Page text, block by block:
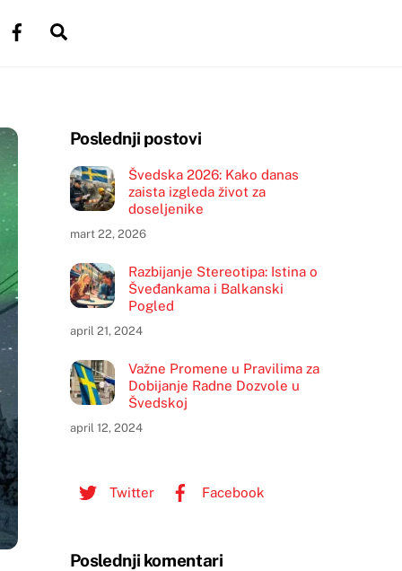
Twitter Facebook
Poslednji postovi
Švedska 2026: Kako danas
zaista izgleda život za
doseljenike
mart 22, 2026
Razbijanje Stereotipa: Istina o
Šveđankama i Balkanski
Pogled
april 21, 2024
Važne Promene u Pravilima za
Dobijanje Radne Dozvole u
Švedskoj
april 12, 2024
Twitter Facebook
Poslednji komentari